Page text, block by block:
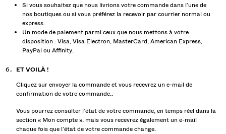
Si vous souhaitez que nous livrions votre commande dans l’une de
nos boutiques ou si vous préférez la recevoir par courrier normal ou
express.
Un mode de paiement parmi ceux que nous mettons à votre
disposition : Visa, Visa Electron, MasterCard, American Express,
PayPal ou Affinity.
ET VOILÀ !
Cliquez sur envoyer la commande et vous recevrez un e-mail de
confirmation de votre commande..
Vous pourrez consulter l’état de votre commande, en temps réel dans la
section « Mon compte », mais vous recevrez également un e-mail
chaque fois que l’état de votre commande change.